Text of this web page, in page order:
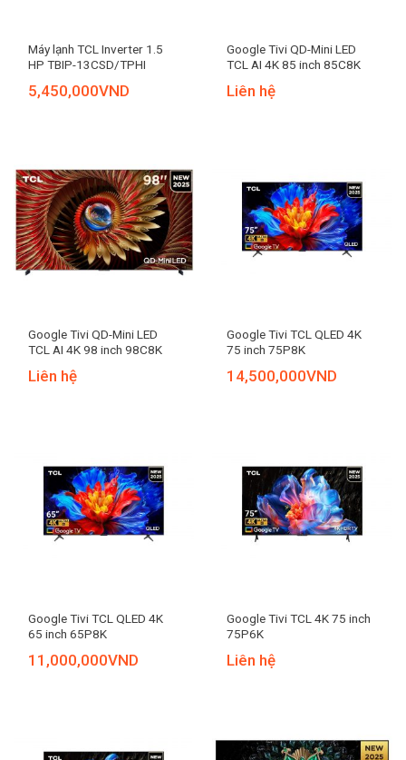
Máy lạnh TCL Inverter 1.5
HP TBIP-13CSD/TPHI
5,450,000VND
Google Tivi QD-Mini LED
TCL AI 4K 85 inch 85C8K
Liên hệ
Google Tivi QD-Mini LED
TCL AI 4K 98 inch 98C8K
Liên hệ
Google Tivi TCL QLED 4K
75 inch 75P8K
14,500,000VND
Google Tivi TCL QLED 4K
65 inch 65P8K
11,000,000VND
Google Tivi TCL 4K 75 inch
75P6K
Liên hệ